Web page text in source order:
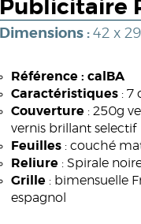
Publicitaire
Dimensions : 42 x
Référence : calBA
Caractéristiques : 7
Couverture : 250g
vernis brillant selectif
Feuilles : couché
Reliure : Spirale
Grille : bimensuelle
espagnol